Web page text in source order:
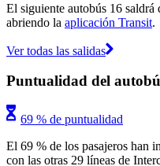
El siguiente autobús 16
abriendo la aplicación Transit.
Ver todas las salidas
Puntualidad del
69 % de puntualidad
El 69 % de los pasajeros han
con las otras 29 líneas de